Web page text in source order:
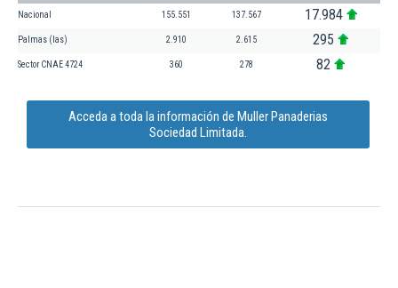
Nacional 155.551 137.567 17.984
Palmas (las) 2.910 2.615 295
Sector CNAE 4724 360 278 82
Acceda a toda la información de Muller Panaderias
Sociedad Limitada.